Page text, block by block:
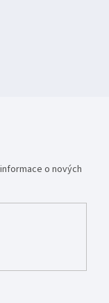
o nových